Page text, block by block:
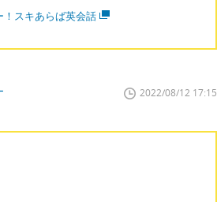
スキあらば英会話
2022/08/12 17:15